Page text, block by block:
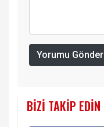
Yorumu Gönder
BIZI TAKIP EDIN